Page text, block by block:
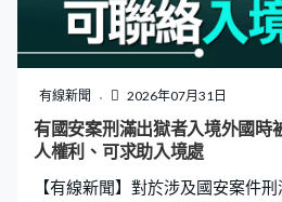
有線新聞 2026年07月31日
有國安案刑滿出獄者入境外國
人權利、可求助入境處
【有線新聞】對於涉及國安案件